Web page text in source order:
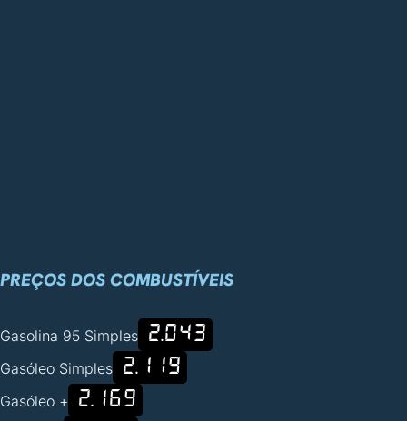
PREÇOS DOS COMBUSTÍVEIS
Gasolina 95 Simples 2.043
Gasóleo Simples 2.119
Gasóleo + 2.169